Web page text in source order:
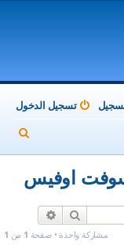
تسجيل الدخول
ح
اوفيس
بحث
مشاركة واحدة • صفحة 1 من 1